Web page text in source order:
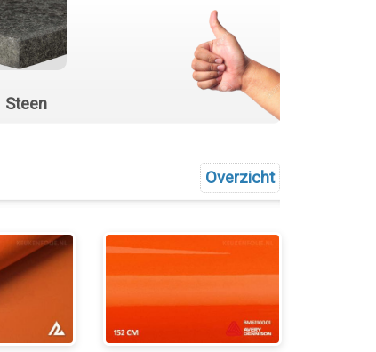
Steen
Overzicht